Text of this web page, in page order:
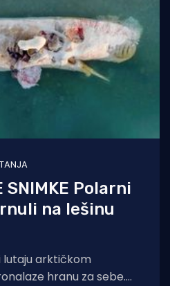
SNIMKE Polarni
na lešinu
lutaju arktičkom
hranu za sebe.